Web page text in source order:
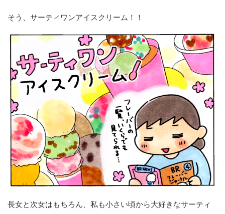
そう、サーティワンアイスクリーム！！
長女と次女はもちろん、私も小さい頃から大好きなサーティ